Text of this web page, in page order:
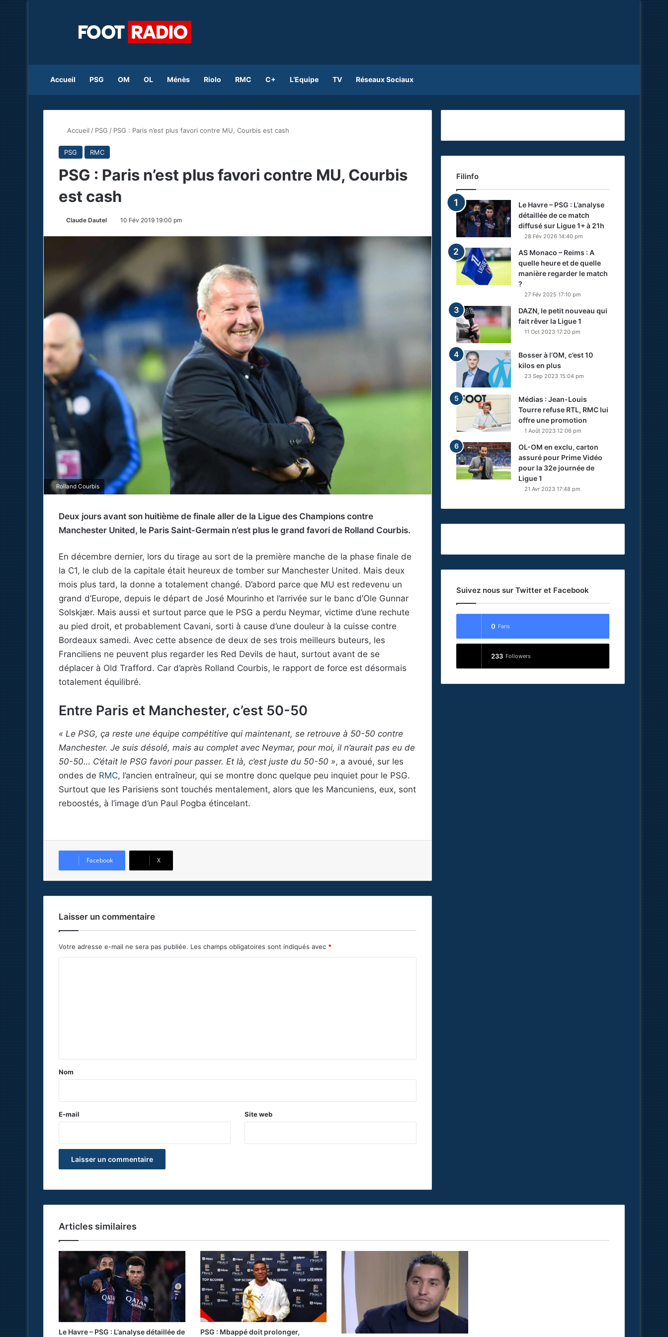
Accueil PSG OM OL Ménès Riolo RMC C+ L’Equipe TV Réseaux Sociaux
Accueil / PSG / PSG : Paris n’est plus favori contre MU, Courbis est cash
PSG RMC
PSG : Paris n’est plus favori contre MU, Courbis
est cash
Claude Dautel 10 Fév 2019 19:00 pm
Rolland Courbis
Deux jours avant son huitième de finale aller de la Ligue des Champions contre
Manchester United, le Paris Saint-Germain n’est plus le grand favori de Rolland Courbis.
En décembre dernier, lors du tirage au sort de la première manche de la phase finale de
la C1, le club de la capitale était heureux de tomber sur Manchester United. Mais deux
mois plus tard, la donne a totalement changé. D’abord parce que MU est redevenu un
grand d’Europe, depuis le départ de José Mourinho et l’arrivée sur le banc d’Ole Gunnar
Solskjær. Mais aussi et surtout parce que le PSG a perdu Neymar, victime d’une rechute
au pied droit, et probablement Cavani, sorti à cause d’une douleur à la cuisse contre
Bordeaux samedi. Avec cette absence de deux de ses trois meilleurs buteurs, les
Franciliens ne peuvent plus regarder les Red Devils de haut, surtout avant de se
déplacer à Old Trafford. Car d’après Rolland Courbis, le rapport de force est désormais
totalement équilibré.
Entre Paris et Manchester, c’est 50-50
« Le PSG, ça reste une équipe compétitive qui maintenant, se retrouve à 50-50 contre
Manchester. Je suis désolé, mais au complet avec Neymar, pour moi, il n’aurait pas eu de
50-50… C’était le PSG favori pour passer. Et là, c’est juste du 50-50 », a avoué, sur les
ondes de RMC, l’ancien entraîneur, qui se montre donc quelque peu inquiet pour le PSG.
Surtout que les Parisiens sont touchés mentalement, alors que les Mancuniens, eux, sont
reboostés, à l’image d’un Paul Pogba étincelant.
Facebook X
Laisser un commentaire
Votre adresse e-mail ne sera pas publiée. Les champs obligatoires sont indiqués avec *
a
e
Nom
E-mail Site web
Filinfo
Le Havre – PSG : L’analyse
détaillée de ce match
diffusé sur Ligue 1+ à 21h
28 Fév 2026 14:40 pm
AS Monaco – Reims : A
quelle heure et de quelle
manière regarder le match
?
27 Fév 2025 17:10 pm
DAZN, le petit nouveau qui
fait rêver la Ligue 1
11 Oct 2023 17:20 pm
Bosser à l’OM, c’est 10
kilos en plus
23 Sep 2023 15:04 pm
Médias : Jean-Louis
Tourre refuse RTL, RMC lui
offre une promotion
1 Août 2023 12:06 pm
OL-OM en exclu, carton
assuré pour Prime Vidéo
pour la 32e journée de
Ligue 1
21 Avr 2023 17:48 pm
Suivez nous sur Twitter et Facebook
0 Fans
233 Followers
Articles similaires
Le Havre – PSG : L’analyse détaillée de PSG : Mbappé doit prolonger,